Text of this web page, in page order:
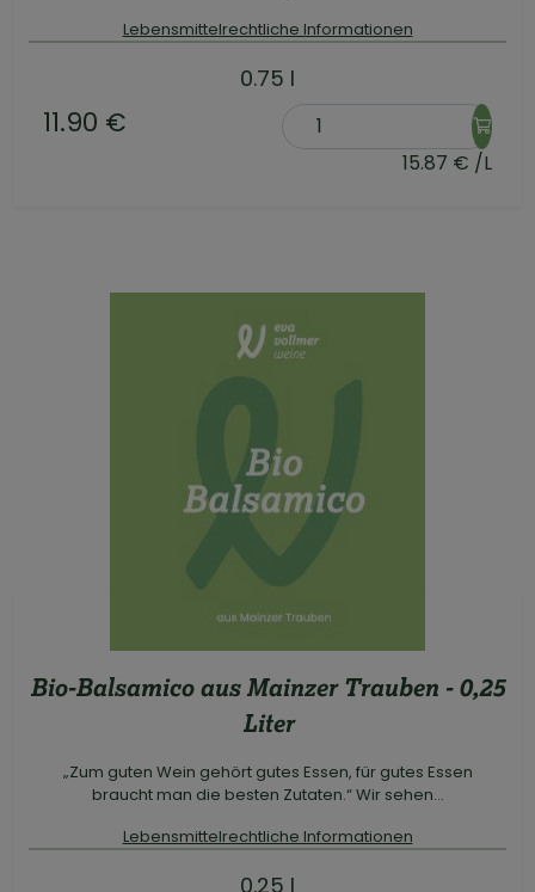
Lebensmittelrechtliche Informationen
0.75 l
11.90 €
15.87 € /L
Bio-Balsamico aus Mainzer Trauben - 0,25
Liter
„Zum guten Wein gehört gutes Essen, für gutes Essen
braucht man die besten Zutaten.“ Wir sehen...
Lebensmittelrechtliche Informationen
0.25 l